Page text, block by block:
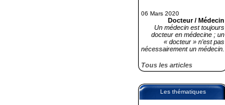
06 Mars 2020
Docteur / Médecin
Un médecin est toujours
docteur en médecine ; un
« docteur » n’est pas
nécessairement un médecin.
Tous les articles
Les thématiques